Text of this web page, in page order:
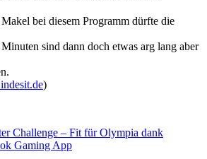
bei diesem Programm dürfte die
sind dann doch etwas arg lang aber
)
Challenge – Fit für Olympia dank
Gaming App